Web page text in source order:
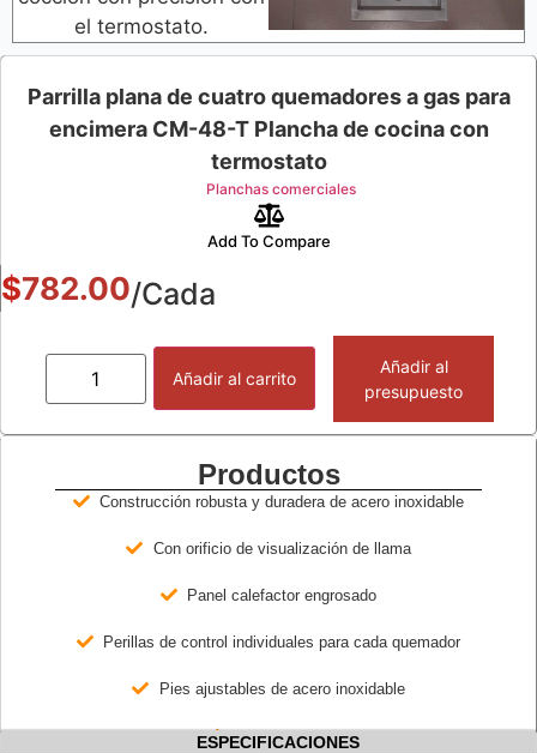
el termostato.
Parrilla plana de cuatro quemadores a gas para
encimera CM-48-T Plancha de cocina con
termostato
Planchas comerciales
Add To Compare
$782.00/Cada
Añadir al carrito
Añadir al
presupuesto
Productos
Construcción robusta y duradera de acero inoxidable
Con orificio de visualización de llama
Panel calefactor engrosado
Perillas de control individuales para cada quemador
Pies ajustables de acero inoxidable
con termostato
ESPECIFICACIONES